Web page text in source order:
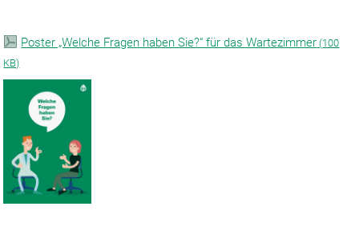
Poster „Welche Fragen haben Sie?“ für das Wartezimmer (100
KB)